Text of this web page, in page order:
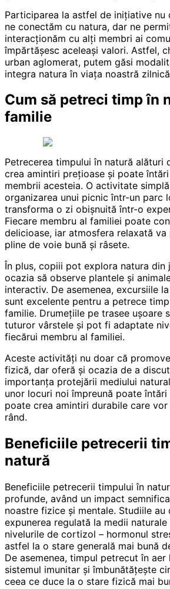
Participarea la astfel de inițiative nu
ne conectăm cu natura, dar ne
interacționăm cu alți membri ai
împărtășesc aceleași valori. Astfel,
urban aglomerat, putem găsi
integra natura în viața noastră
Cum să petreci timp în
familie
Petrecerea timpului în natură alături
crea amintiri prețioase și poate
membrii acesteia. O activitate
organizarea unui picnic într-un parc
transforma o zi obișnuită într-o
Fiecare membru al familiei poate
delicioase, iar atmosfera relaxată
pline de voie bună și râsete.
În plus, copiii pot explora natura din
ocazia să observe plantele și
interactiv. De asemenea, excursiile
sunt excelente pentru a petrece
familie. Drumețiile pe trasee ușoare
tuturor vârstele și pot fi adaptate
fiecărui membru al familiei.
Aceste activități nu doar că
fizică, dar oferă și ocazia de a
importanța protejării mediului
unor locuri noi împreună poate
poate crea amintiri durabile care
rând.
Beneficiile petrecerii
natură
Beneficiile petrecerii timpului în
profunde, având un impact
noastre fizice și mentale. Studiile au
expunerea regulată la medii
nivelurile de cortizol – hormonul
astfel la o stare generală mai bună
De asemenea, timpul petrecut în aer
sistemul imunitar și îmbunătățește
ceea ce duce la o stare fizică mai